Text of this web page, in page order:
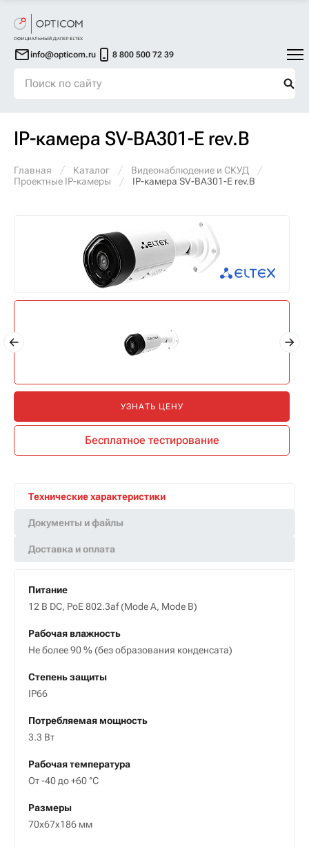
info@opticom.ru 8 800 500 72 39
IP-камера SV-BA301-E rev.B
Главная Каталог
Видеонаблюдение и СКУД
Проектные IP-камеры
IP-камера SV-BA301-E rev.B
УЗНАТЬ ЦЕНУ
Бесплатное тестирование
Технические характеристики
Документы и файлы
Доставка и оплата
Питание
12 B DC, PoE 802.3af (Mode A, Mode B)
Рабочая влажность
Не более 90 % (без образования конденсата)
Степень защиты
IP66
Потребляемая мощность
3.3 Вт
Рабочая температура
От -40 до +60 °C
Размеры
70x67x186 мм